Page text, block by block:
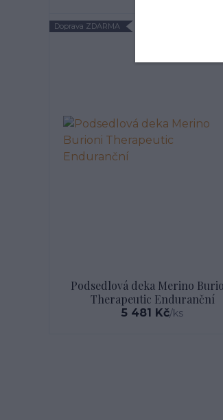
Doprava ZDARMA
Podsedlová deka Merino
Therapeutic Enduranční
5 481 Kč/ks